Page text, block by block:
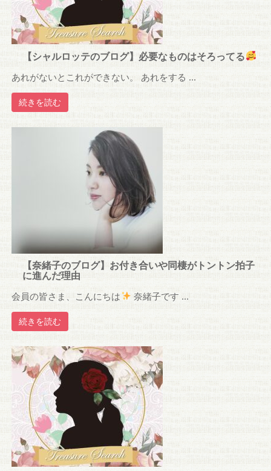
【シャルロッテのブログ】必要なものはそろってる
あれがないとこれができない。 あれをする ...
続きを読む
【奈緒子のブログ】お付き合いや同棲がトントン拍子
に進んだ理由
会員の皆さま、こんにちは
奈緒子です ...
続きを読む